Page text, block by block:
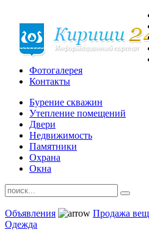
Фотогалерея
Контакты
Бурение скважин
Утепление помещений
Двери
Недвижимость
Памятники
Охрана
Окна
Объявления
Продажа
Одежда